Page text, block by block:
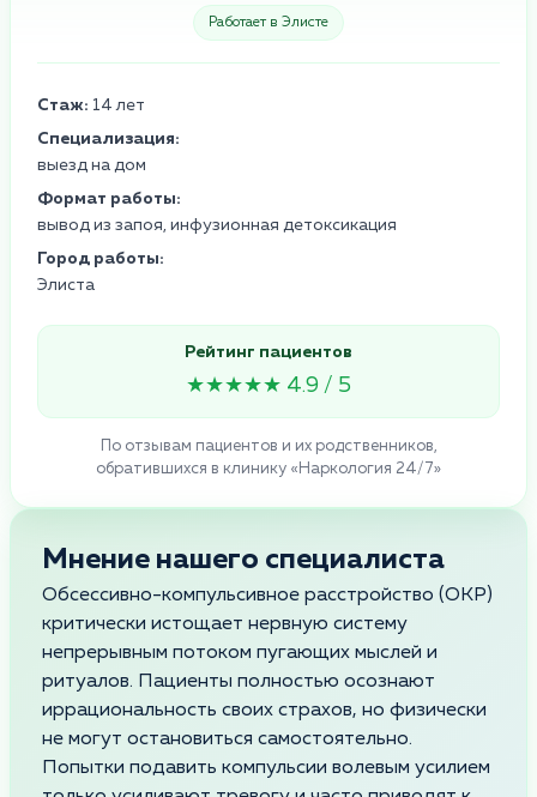
Работает в Элисте
Стаж: 14 лет
Специализация:
выезд на дом
Формат работы:
вывод из запоя, инфузионная детоксикация
Город работы:
Элиста
Рейтинг пациентов
★★★★★ 4.9 / 5
По отзывам пациентов и их родственников,
обратившихся в клинику «Наркология 24/7»
Мнение нашего специалиста
Обсессивно-компульсивное расстройство (ОКР)
критически истощает нервную систему
непрерывным потоком пугающих мыслей и
ритуалов. Пациенты полностью осознают
иррациональность своих страхов, но физически
не могут остановиться самостоятельно.
Попытки подавить компульсии волевым усилием